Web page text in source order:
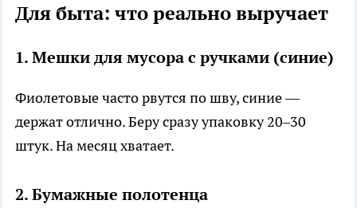
Для быта: что реально выручает
1. Мешки для мусора с ручками (синие)
Фиолетовые часто рвутся по шву, синие —
держат отлично. Беру сразу упаковку 20–30
штук. На месяц хватает.
2. Бумажные полотенца